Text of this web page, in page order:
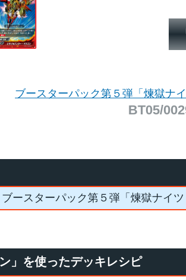
ブースターパック第５弾「煉獄ナ
BT05/
ブースターパック第５弾「煉獄ナイツ
」を使ったデッキレシピ